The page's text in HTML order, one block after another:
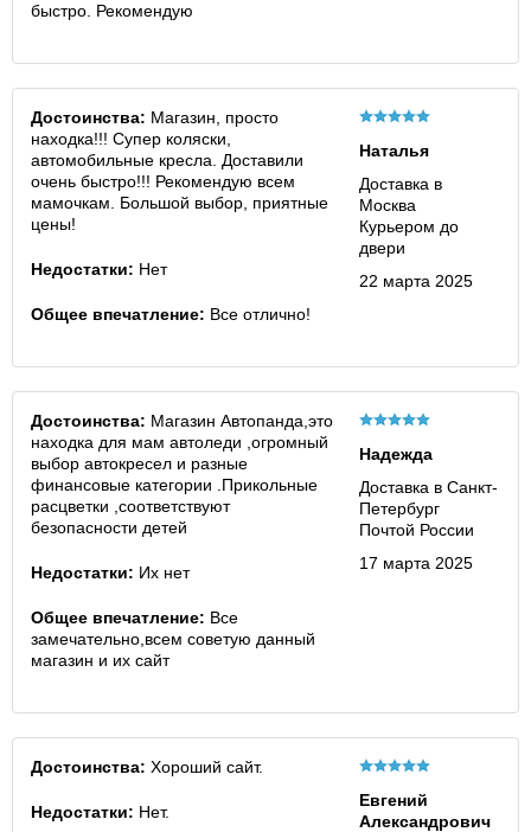
быстро. Рекомендую
Достоинства: Магазин, просто
находка!!! Супер коляски,
автомобильные кресла. Доставили
очень быстро!!! Рекомендую всем
мамочкам. Большой выбор, приятные
цены!
Недостатки: Нет
Общее впечатление: Все отлично!
Наталья
Доставка в
Москва
Курьером до
двери
22 марта 2025
Достоинства: Магазин Автопанда,это
находка для мам автоледи ,огромный
выбор автокресел и разные
финансовые категории .Прикольные
расцветки ,соответствуют
безопасности детей
Недостатки: Их нет
Общее впечатление: Все
замечательно,всем советую данный
магазин и их сайт
Надежда
Доставка в Санкт-
Петербург
Почтой России
17 марта 2025
Достоинства: Хороший сайт.
Недостатки: Нет.
Евгений
Александрович